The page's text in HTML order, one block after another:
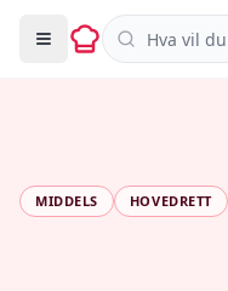
Søk i
MIDDELS HOVEDRETT